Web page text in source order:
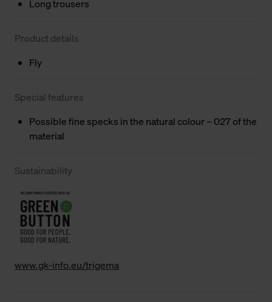
Long trousers
Product details
Fly
Special features
Possible fine specks in the natural colour – 027 of the
material
Sustainability
www.gk-info.eu/trigema